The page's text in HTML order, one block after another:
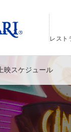
レスト
上映スケジュール